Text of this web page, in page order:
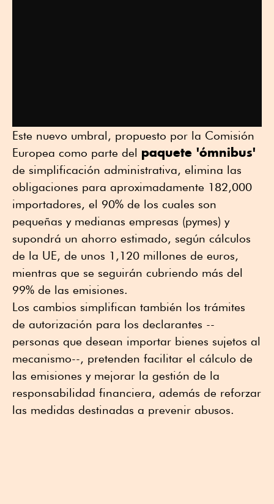
Este nuevo umbral, propuesto por la Comisión
Europea como parte del paquete 'ómnibus'
de simplificación administrativa, elimina las
obligaciones para aproximadamente 182,000
importadores, el 90% de los cuales son
pequeñas y medianas empresas (pymes) y
supondrá un ahorro estimado, según cálculos
de la UE, de unos 1,120 millones de euros,
mientras que se seguirán cubriendo más del
99% de las emisiones.
Los cambios simplifican también los trámites
de autorización para los declarantes --
personas que desean importar bienes sujetos al
mecanismo--, pretenden facilitar el cálculo de
las emisiones y mejorar la gestión de la
responsabilidad financiera, además de reforzar
las medidas destinadas a prevenir abusos.